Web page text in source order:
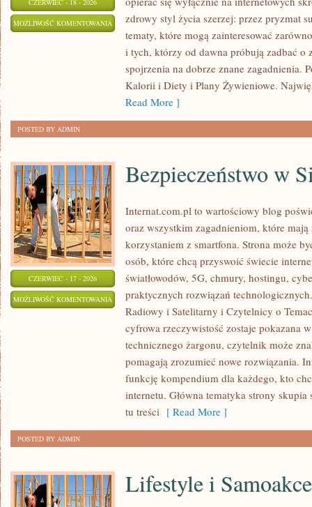
CZERWIEC - 18 - 2026
MOŻLIWOŚĆ KOMENTOWANIA LIFESTYLE
ZDROWE
NAWYKI
zdrowy styl życia szerzej: przez pryzmat
tematy, które mogą zainteresować
i tych, którzy od dawna próbują zadbać o
spojrzenia na dobrze znane zagadnienia.
Kalorii i Diety i Plany Żywieniowe.
Read More ]
POSTED BY ADMIN
CZERWIEC - 17 - 2026
MOŻLIWOŚĆ KOMENTOWANIA BEZPIECZEŃSTWO
SIECI
Bezpieczeństwo w
Internat.com.pl to wartościowy blog
oraz wszystkim zagadnieniom, które
korzystaniem z smartfona. Strona może
osób, które chcą przyswoić świecie
światłowodów, 5G, chmury, hostingu,
praktycznych rozwiązań
Radiowy i Satelitarny i Czytelnicy o
cyfrowa rzeczywistość zostaje pokazana
technicznego żargonu, czytelnik może
pomagają zrozumieć nowe rozwiązania.
funkcję kompendium dla każdego, kto
internetu. Główna tematyka strony skupia
tu treści [ Read More ]
POSTED BY ADMIN
Lifestyle i